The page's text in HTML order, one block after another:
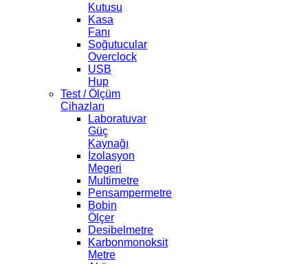
Kutusu
Kasa
Fanı
Soğutucular
Overclock
USB
Hup
Test / Ölçüm
Cihazları
Laboratuvar
Güç
Kaynağı
İzolasyon
Megeri
Multimetre
Pensampermetre
Bobin
Ölçer
Desibelmetre
Karbonmonoksit
Metre